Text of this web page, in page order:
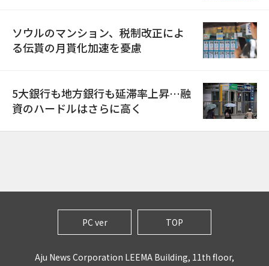
ソウルのマンション、税制改正によ
る伝貰の月貰化加速を憂慮
5大銀行も地方銀行も延滞率上昇…融
資のハードルはさらに高く
PC ver TOP
Aju News Corporation LEEMA Building, 11th floor,